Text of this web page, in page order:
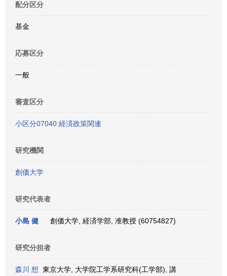
配分区分
基金
応募区分
一般
審査区分
小区分07040:経済政策関連
研究機関
創価大学
研究代表者
小島 健 創価大学, 経済学部, 准教授 (60754827)
研究分担者
森川 想 東京大学, 大学院工学系研究科(工学部), 講